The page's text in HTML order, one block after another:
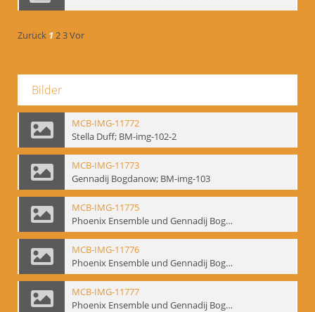
Zurück 123Vor
Bilder
MCB-IMG-11772
Stella Duff; BM-img-102-2
MCB-IMG-11773
Gennadij Bogdanow; BM-img-103
MCB-IMG-11775
Phoenix Ensemble und Gennadij Bogdanow; BM-img-105-1
MCB-IMG-11776
Phoenix Ensemble und Gennadij Bogdanow; BM-img-105-2
MCB-IMG-11777
Phoenix Ensemble und Gennadij Bogdanow; BM-img-105-3